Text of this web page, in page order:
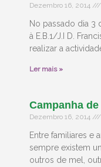
Dezembro 16, 2014
No passado dia 3
à E.B.1/J.I D.
realizar a
Ler mais »
Campanha
Dezembro 16, 2014
Entre familiares e
sempre existem
outros de mel,